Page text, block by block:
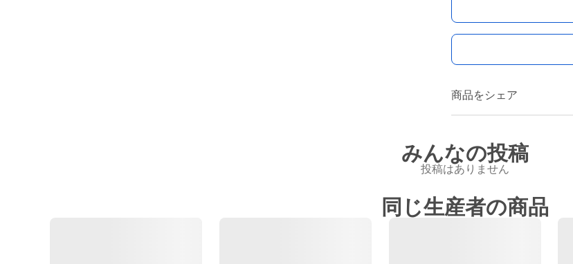
商品をシェア
みんなの投稿
投稿はありません
同じ生産者の商品